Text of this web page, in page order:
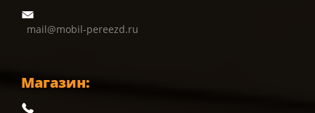
mail@mobil-pereezd.ru
Магазин: